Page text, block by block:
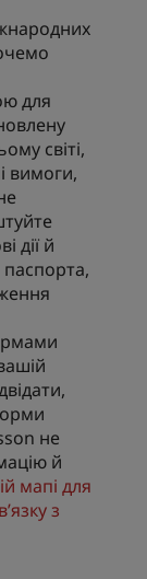
для
світі,
вимоги,
дії й
не
й
мапі для
з